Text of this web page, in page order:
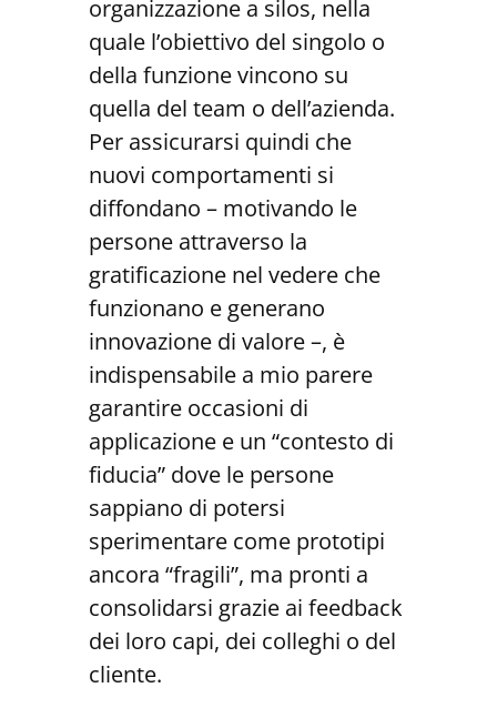
organizzazione a silos, nella
quale l’obiettivo del singolo o
della funzione vincono su
quella del team o dell’azienda.
Per assicurarsi quindi che
nuovi comportamenti si
diffondano – motivando le
persone attraverso la
gratificazione nel vedere che
funzionano e generano
innovazione di valore –, è
indispensabile a mio parere
garantire occasioni di
applicazione e un “contesto di
fiducia” dove le persone
sappiano di potersi
sperimentare come prototipi
ancora “fragili”, ma pronti a
consolidarsi grazie ai feedback
dei loro capi, dei colleghi o del
cliente.